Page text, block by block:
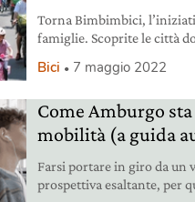
Torna Bimbimbici,
famiglie. Scoprite le città
Bici 7 maggio 2022
Come Amburgo
mobilità (a guida
Farsi portare in giro da un
prospettiva esaltante, per